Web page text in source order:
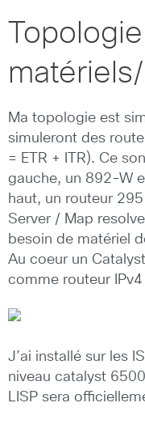
Ma topologie est
simuleront des
= ETR + ITR). Ce
gauche, un 892-W
haut, un routeur
Server / Map
besoin de matériel
Au coeur un
comme routeur
J’ai installé sur les
niveau catalyst
LISP sera